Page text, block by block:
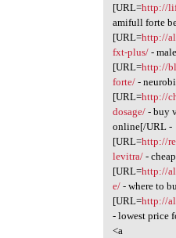
[URL=http://
amifull forte
[URL=http://
fxt-plus/-
[URL=http://
forte/-
[URL=http://
dosage/- buy
online[/URL -
[URL=http://
levitra/-
[URL=http://
e/- where to
[URL=http://
- lowest price
<a